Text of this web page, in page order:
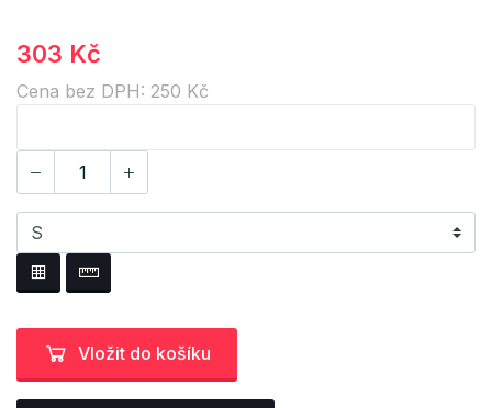
303 Kč
Cena bez DPH: 250 Kč
Vložit do košíku